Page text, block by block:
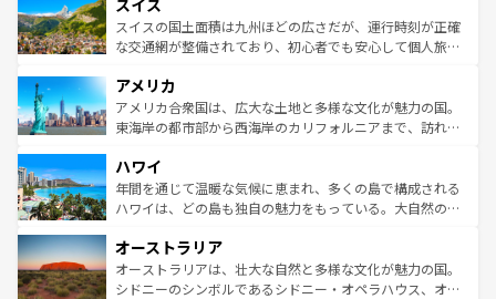
きるだろう。 なお、新着のフランス情報はコンテンツ一覧
を参照してほしい。
は、お酒好きな人にはぜひ体験してほしい。 なお、新着の
ドイツ情報はコンテンツ一覧を参照してほしい。
リアごとに異なる魅力がある。また、優雅なアフタヌーン
ティー、ビール好きにはたまらない英国パブ、サッカー観
戦など、本場だからこそできる体験も豊富。イギリスを旅
ンツ一覧を参照してほしい。
スイス
スイスの国土面積は九州ほどの広さだが、運行時刻が正確
な交通網が整備されており、初心者でも安心して個人旅行
の建物がそのまま残る町や、スイスならではのユニークな
博物館もあり、アルプス観光だけでなく町歩きも満喫する
ことができる。国民の所得が高いため物価も高いが、旅行
ば市内交通費無料で観光を楽しむこともできる。 なお、新
着のスイス情報はコンテンツ一覧 を参照してほしい。
アメリカ
アメリカ合衆国は、広大な土地と多様な文化が魅力の国。
東海岸の都市部から西海岸のカリフォルニアまで、訪れる
のような巨大都市は、観光、ショッピング、エンターテイ
ンメントが詰まった刺激的なスポットだ。一方、アメリカ
西部には大自然が広がり、グランドキャニオンやイエロー
部のニューオーリンズでは、音楽と美食が融合した独特の
文化が魅力。旅行者はアメリカの各地域で異なる魅力を楽
しみながら、その多様性と豊かな歴史を感じることができ
ハワイ
年間を通じて温暖な気候に恵まれ、多くの島で構成される
ハワイは、どの島も独自の魅力をもっている。大自然の神
ワイ島は見逃せない。また、定番の観光地といえばオアフ
島だが、静かな自然を求めるならマウイ島やカウアイ島が
おすすめ。エメラルドグリーンに輝く海をはじめ、豊かな
オーストラリア
オーストラリアは、壮大な自然と多様な文化が魅力の国。
シドニーのシンボルであるシドニー・オペラハウス、オー